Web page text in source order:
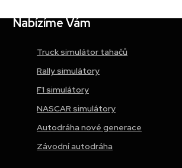
Nabízíme Vám
Truck simulátor tahačů
Rally simulátory
F1 simulátory
NASCAR simulátory
Autodráha nové generace
Závodní autodráha